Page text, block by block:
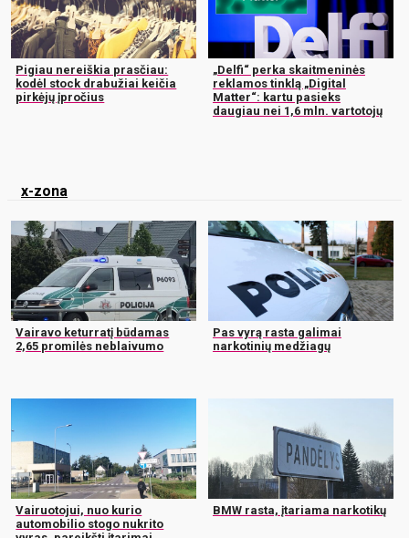
Pigiau nereiškia prasčiau:
kodėl stock drabužiai keičia
pirkėjų įpročius
„Delfi“ perka skaitmeninės
reklamos tinklą „Digital
Matter“: kartu pasieks
daugiau nei 1,6 mln. vartotojų
x-zona
Vairavo keturratį būdamas
2,65 promilės neblaivumo
Pas vyrą rasta galimai
narkotinių medžiagų
Vairuotojui, nuo kurio
automobilio stogo nukrito
BMW rasta, įtariama narkotikų